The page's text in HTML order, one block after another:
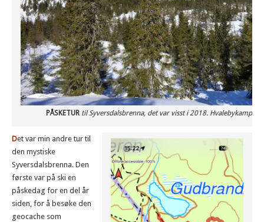
PÅSKETUR til Syversdalsbrenna, det var visst i 2018. Hvalebykampen
Det var min andre tur til
den mystiske
Syversdalsbrenna. Den
første var på ski en
påskedag for en del år
siden, for å besøke den
geocache som